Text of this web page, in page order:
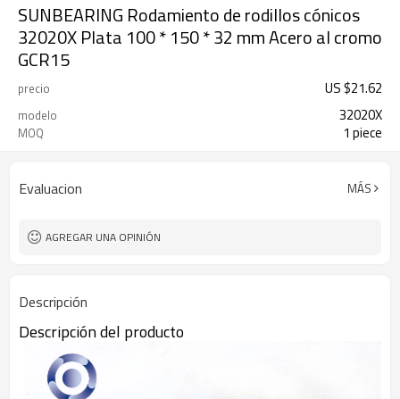
SUNBEARING Rodamiento de rodillos cónicos
32020X Plata 100 * 150 * 32 mm Acero al cromo
GCR15
precio US $21.62
modelo 32020X
MOQ 1 piece
Evaluacion MÁS
AGREGAR UNA OPINIÓN
Descripción
Descripción del producto